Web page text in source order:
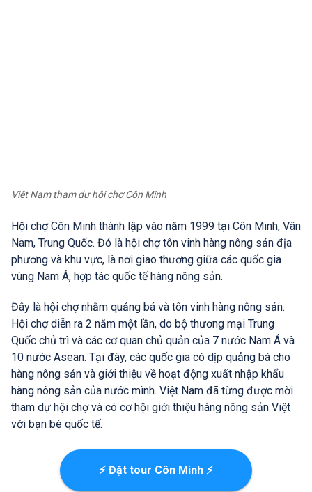
Việt Nam tham dự hội chợ Côn Minh
Hội chợ Côn Minh thành lập vào năm 1999 tại Côn Minh, Vân
Nam, Trung Quốc. Đó là hội chợ tôn vinh hàng nông sản địa
phương và khu vực, là nơi giao thương giữa các quốc gia
vùng Nam Á, hợp tác quốc tế hàng nông sản.
Đây là hội chợ nhằm quảng bá và tôn vinh hàng nông sản.
Hội chợ diễn ra 2 năm một lần, do bộ thương mại Trung
Quốc chủ trì và các cơ quan chủ quản của 7 nước Nam Á và
10 nước Asean. Tại đây, các quốc gia có dịp quảng bá cho
hàng nông sản và giới thiệu về hoạt động xuất nhập khẩu
hàng nông sản của nước mình. Việt Nam đã từng được mời
tham dự hội chợ và có cơ hội giới thiệu hàng nông sản Việt
với bạn bè quốc tế.
⚡ Đặt tour Côn Minh ⚡